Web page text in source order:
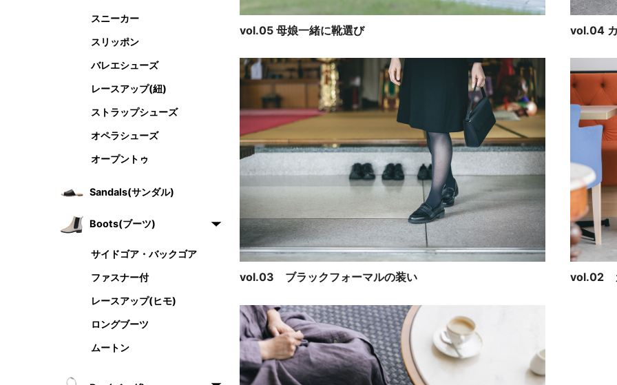
vol.05 母娘一緒に靴選び vol.04
vol.03 ブラックフォーマルの装い vol.02